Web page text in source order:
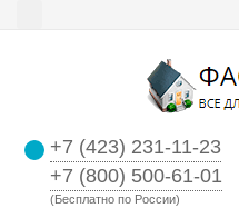
+7 (423) 231-11-23
+7 (800) 500-61-01
(Бесплатно по России)